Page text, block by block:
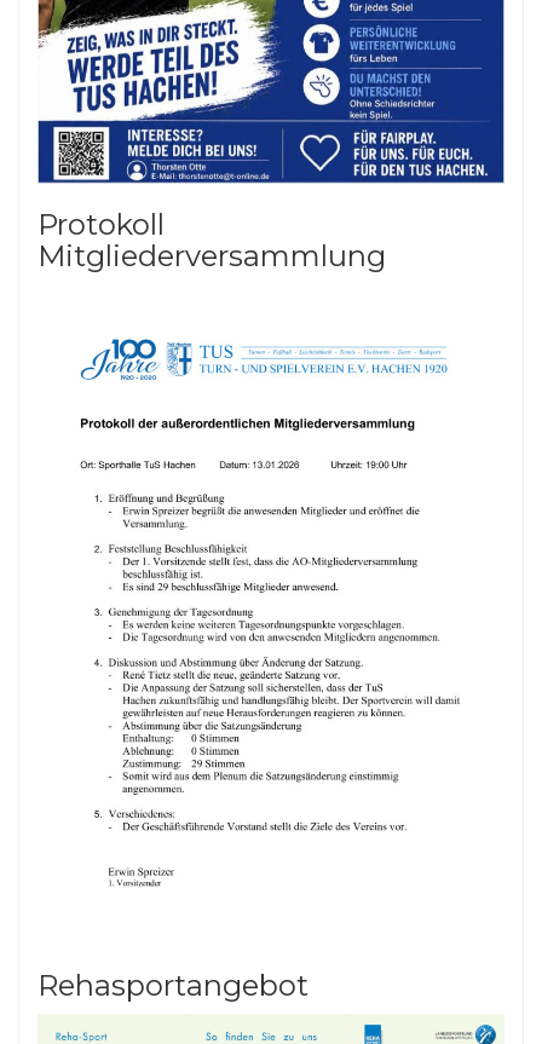
Protokoll
Mitgliederversammlung
Rehasportangebot